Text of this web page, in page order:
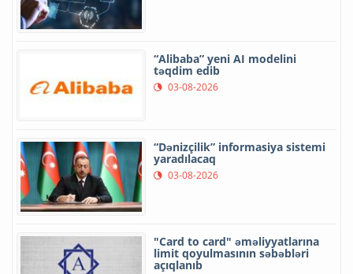
“Alibaba” yeni AI modelini
təqdim edib
03-08-2026
“Dənizçilik” informasiya sistemi
yaradılacaq
03-08-2026
"Card to card" əməliyyatlarına
limit qoyulmasının səbəbləri
açıqlanıb